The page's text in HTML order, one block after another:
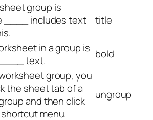
group is
____ includes text
title
in a group is
text.
bold
group, you
the sheet tab of a
and then click
shortcut menu.
ungroup